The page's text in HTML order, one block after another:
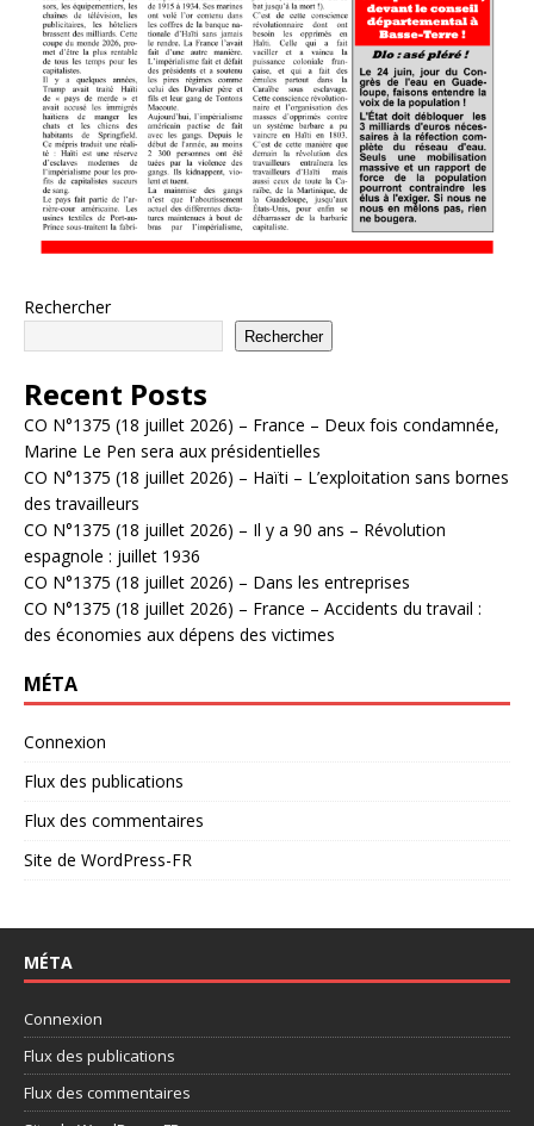
Rechercher
Rechercher
Recent Posts
CO N°1375 (18 juillet 2026) – France – Deux fois condamnée,
Marine Le Pen sera aux présidentielles
CO N°1375 (18 juillet 2026) – Haïti – L’exploitation sans bornes
des travailleurs
CO N°1375 (18 juillet 2026) – Il y a 90 ans – Révolution
espagnole : juillet 1936
CO N°1375 (18 juillet 2026) – Dans les entreprises
CO N°1375 (18 juillet 2026) – France – Accidents du travail :
des économies aux dépens des victimes
MÉTA
Connexion
Flux des publications
Flux des commentaires
Site de WordPress-FR
MÉTA
Connexion
Flux des publications
Flux des commentaires